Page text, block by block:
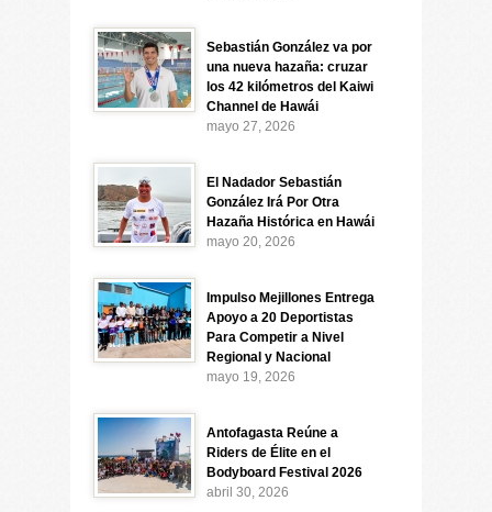
Sebastián González va por
una nueva hazaña: cruzar
los 42 kilómetros del Kaiwi
Channel de Hawái
mayo 27, 2026
El Nadador Sebastián
González Irá Por Otra
Hazaña Histórica en Hawái
mayo 20, 2026
Impulso Mejillones Entrega
Apoyo a 20 Deportistas
Para Competir a Nivel
Regional y Nacional
mayo 19, 2026
Antofagasta Reúne a
Riders de Élite en el
Bodyboard Festival 2026
abril 30, 2026